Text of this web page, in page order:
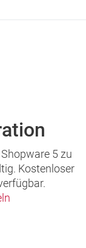
5 zu
Kostenloser